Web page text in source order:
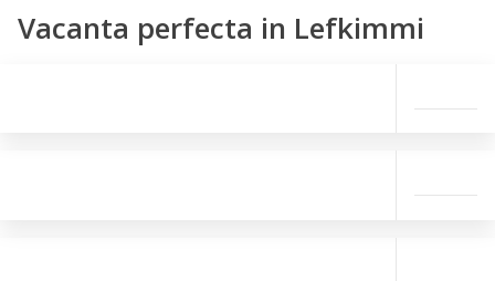
Vacanta perfecta in Lefkimmi